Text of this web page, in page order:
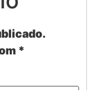
*